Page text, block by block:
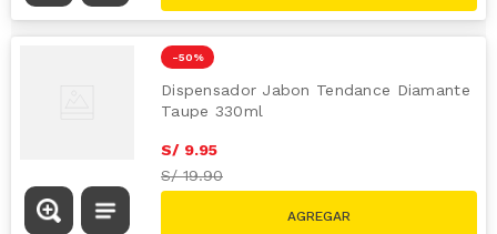
-50 %
Dispensador Jabon Tendance Diamante
Taupe 330ml
S/ 9.95
S/19.90